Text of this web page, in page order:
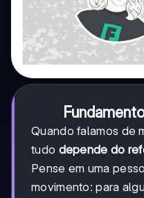
Quando falamos de
tudo depende do
Pense em uma
movimento: para